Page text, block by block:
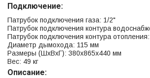
Подключение:
Патрубок подключения газа: 1/2"
Патрубок подключения контура
Патрубок подключения контура
Диаметр дымохода: 115 мм
Размеры (ШхВхГ): 380x865x440 мм
Вес: 49 кг
Описание: